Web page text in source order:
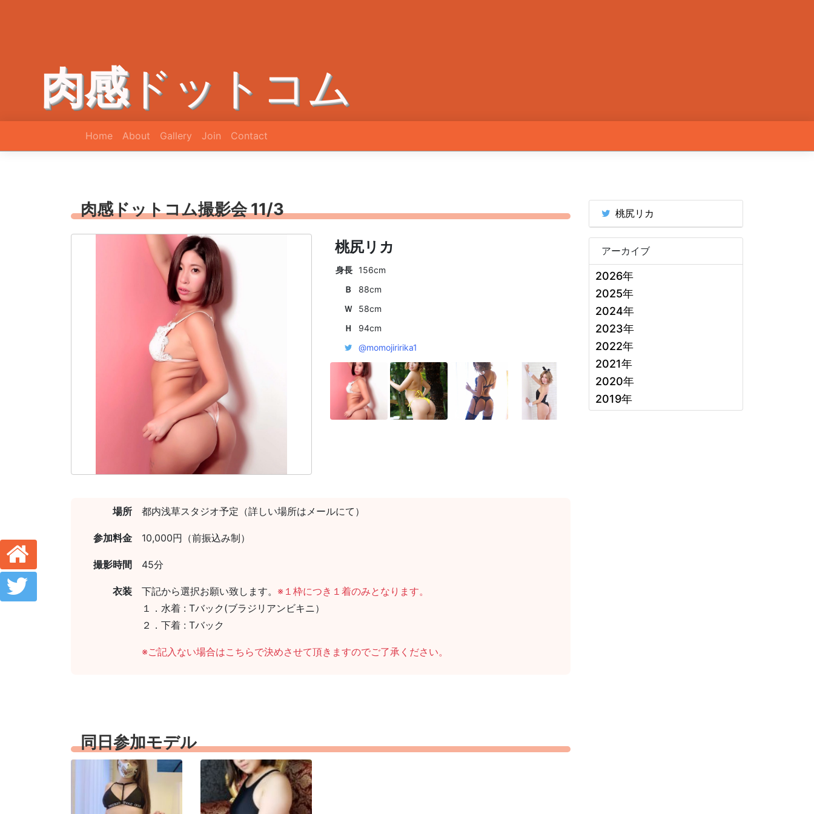
肉感ドットコム
Home About Gallery Join Contact
肉感ドットコム撮影会 11/3
桃尻リカ
身長
156cm
Ｂ
88cm
Ｗ
58cm
Ｈ
94cm
@momojiririka1
場所 都内浅草スタジオ予定（詳しい場所はメールにて）
参加料金 10,000円（前振込み制）
撮影時間 45分
衣装 下記から選択お願い致します。 ※１枠につき１着のみとなります。
１．水着 : Tバック(ブラジリアンビキニ）
２．下着 : Tバック
※ご記入ない場合はこちらで決めさせて頂きますのでご了承ください。
同日参加モデル
桃尻リカ
アーカイブ
2026年
2025年
2024年
2023年
2022年
2021年
2020年
2019年